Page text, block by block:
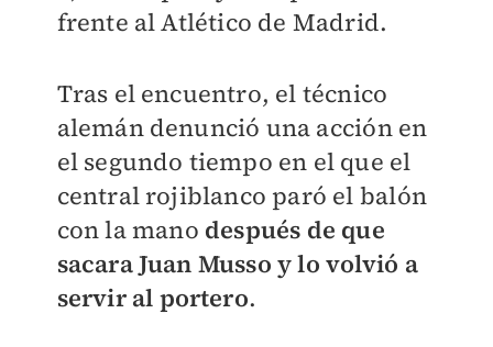
frente al Atlético de Madrid.
Tras el encuentro, el técnico
alemán denunció una acción en
el segundo tiempo en el que el
central rojiblanco paró el balón
con la mano después de que
sacara Juan Musso y lo volvió a
servir al portero.